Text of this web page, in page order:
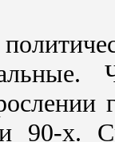
90-х.